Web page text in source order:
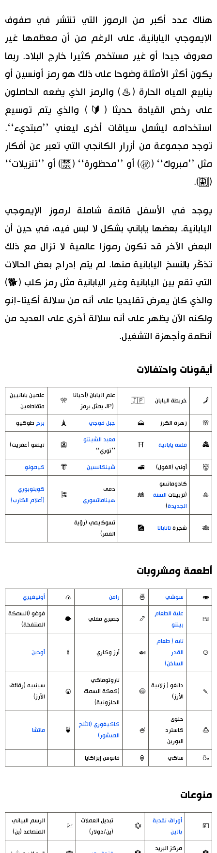
هناك عدد أكبر من الرموز التي تنتشر في صفوف
الإيموجي اليابانية، على الرغم من أن معظمها غير
معروف جيدا أو غير مستخدم كثيرا خارج البلاد. ربما
يكون أكثر الأمثلة وضوحا على ذلك هو رمز أونسين أو
ينابيع المياه الحارة (♨️) والرمز الذي يضعه الحاصلون
على رخص القيادة حديثا (🔰) والذي يتم توسيع
استخدامه ليشمل سياقات أخرى ليعني ’’مبتديء‘‘.
توجد مجموعة من أزرار الكانجي التي تعبر عن أفكار
مثل ’’مبروك‘‘ (㊗️) أو ’’محظورة‘‘ (🈲) أو ’’تنزيلات‘‘
(🈹).
يوجد في الأسفل قائمة شاملة لرموز الإيموجي
اليابانية. بعضها ياباني بشكل لا لبس فيه، في حين أن
البعض الآخر قد تكون رموزا عالمية لا تزال مع ذلك
تذكّر بالنسخ اليابانية منها. لم يتم إدراج بعض الحالات
التي تقع بين اليابانية وغير اليابانية مثل رمز كلب (🐕)
والذي كان يعرض تقليديا على أنه من سلالة أكيتا-إنو
ولكنه الآن يظهر على أنه سلالة أخرى على العديد من
أنظمة وأجهزة التشغيل.
أيقونات واحتفالات
🗾 خريطة اليابان 🇯🇵
علم اليابان (أحيانا
(JP يمثل برمز
🎌
علمين يابانيين
متقاطعين
🌸 زهرة الكرز 🗻 جبل فوجي 🗼 برج طوكيو
🏯 قلعة يابانية ⛩️
معبد الشينتو
’’توري‘‘
👺 تينغو (عفريت)
👹 أوني (الغول) 🚅 شينكانسين 👘 كيمونو
🎍
كادوماتسو
(تزيينات السنة
الجديدة)
🎎
دمى
هيناماتسوري
🎏
كوينوبوري
(أعلام الكارب)
🎋 شجرة تاناباتا 🎑
تسوكيمي (رؤية
القمر)
أطعمة ومشروبات
🍣 سوشي 🍜 رامن 🍙 أونيغيري
🍱
علبة الطعام
بينتو
🍤 جمبري مقلي 🐡
فوغو (السمكة
المنتفخة)
🍲
نابه ( طعام
القدر
الساخن)
🍛 أرز وكاري 🍢 أودين
🍡
دانغو ( زلابية
الأرز)
🍥
ناروتوماكي
(كعكة السمك
الحلزونية)
🍘
سينبيه (رقائق
الأرز)
🍮
حلوى
كاسترد
البورين
🍧
كاكيغوري (الثلج
المبشور)
🍵 ماتشا
🍶 ساكي 🏮 فانوس إيزاكايا
منوعات
💴
أوراق نقدية
بالين
💱
تبديل العملات
(ين/دولار)
💹
الرسم البياني
المتصاعد (ين)
مركز البريد